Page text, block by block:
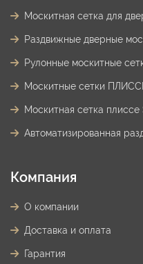
Москитная сетка для
Раздвижные дверные
Рулонные москитные
Москитные сетки
Москитная сетка плиссе
Автоматизированная
Компания
О компании
Доставка и оплата
Гарантия